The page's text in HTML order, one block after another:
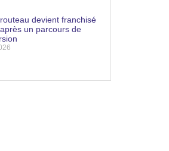
devient franchisé
un parcours de